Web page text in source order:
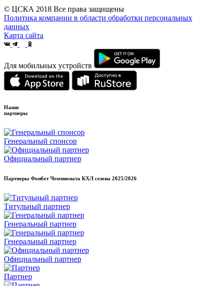
© ЦСКА 2018 Все права защищены
Политика компании в области обработки персональных
данных
Карта сайта
Для мобильных устройств
Наши
партнеры
Генеральный спонсор
Официальный партнер
Партнеры Фонбет Чемпионата КХЛ сезона 2025/2026
Титульный партнер
Генеральный партнер
Генеральный партнер
Официальный партнер
Партнер